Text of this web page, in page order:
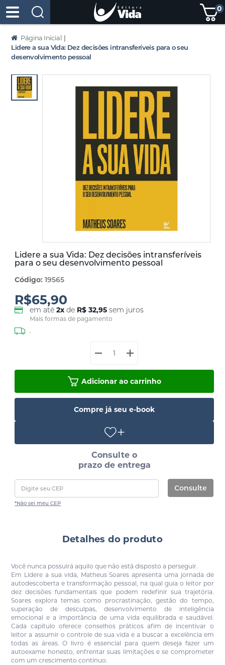
0
Página Inicial |
Lidere a sua Vida: Dez decisões intransferíveis para o seu
desenvolvimento pessoal
Lidere a sua Vida: Dez decisões intransferíveis
para o seu desenvolvimento pessoal
Código:19565
R$65,90
em até2x de R$ 32,95 sem juros
Mais formas de pagamento
.
Adicionar ao carrinho
Compre já seu e-book
Consulte o
prazo de entrega
Consulte
*Não sei meu CEP
Detalhes do produto
Você nunca possuirá aquilo que não está disposto a perseguir.
Em Lidere a sua vida, Matheus Soares apresenta uma jornada de
autodescoberta e transformação pessoal, na qual guia o leitor por
dez decisões fundamentais que podem redefinir sua trajetória.
Soares explora temas como procrastinação, gestão do tempo,
superação de desculpas, desenvolvimento de inteligência
emocional e a importância de uma vida equilibrada e saudável.
Cada capítulo oferece conselhos práticos afim de incentivar o
leitor a assumir o controle de sua vida e a buscar a excelência em
todas as áreas. O livro é essencial para quem deseja fazer um
autoexame honesto, enfrentar suas limitações e se comprometer
com um crescimento contínuo.